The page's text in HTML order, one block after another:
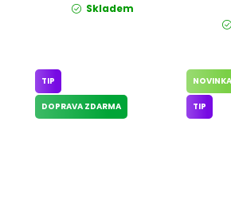
Skladem
TIP
DOPRAVA ZDARMA
NOVINKA
TIP